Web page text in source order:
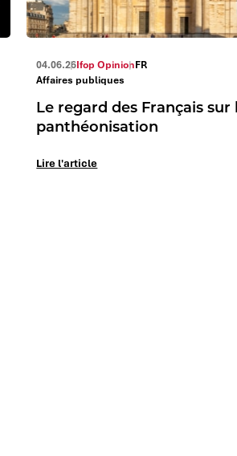
04.06.26Ifop OpinionFR
Affaires publiques
Le regard des Français sur
panthéonisation
Lire l'article